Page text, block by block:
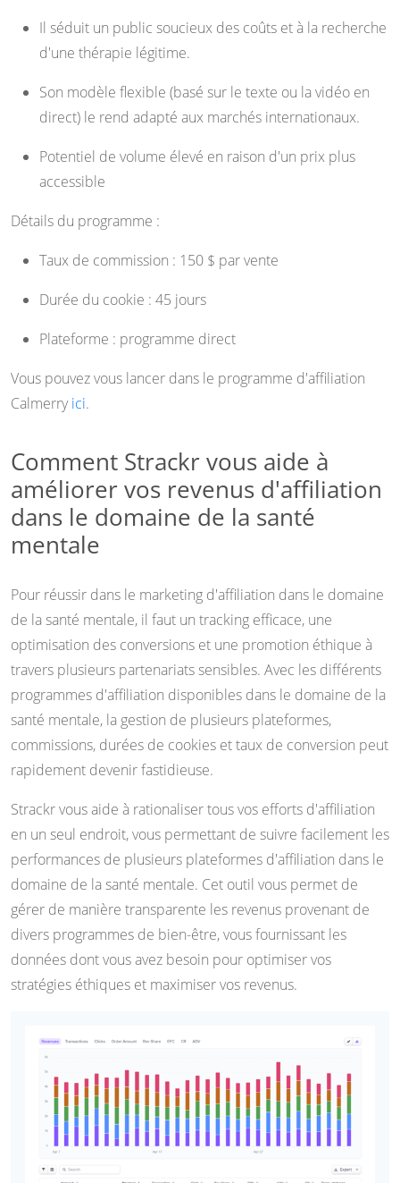
Il séduit un public soucieux des coûts et à la recherche
d'une thérapie légitime.
Son modèle flexible (basé sur le texte ou la vidéo en
direct) le rend adapté aux marchés internationaux.
Potentiel de volume élevé en raison d'un prix plus
accessible
Détails du programme :
Taux de commission : 150 $ par vente
Durée du cookie : 45 jours
Plateforme : programme direct
Vous pouvez vous lancer dans le programme d'affiliation
Calmerryici.
Comment Strackr vous aide à
améliorer vos revenus d'affiliation
dans le domaine de la santé
mentale
Pour réussir dans le marketing d'affiliation dans le domaine
de la santé mentale, il faut un tracking efficace, une
optimisation des conversions et une promotion éthique à
travers plusieurs partenariats sensibles. Avec les différents
programmes d'affiliation disponibles dans le domaine de la
santé mentale, la gestion de plusieurs plateformes,
commissions, durées de cookies et taux de conversion peut
rapidement devenir fastidieuse.
Strackr vous aide à rationaliser tous vos efforts d'affiliation
en un seul endroit, vous permettant de suivre facilement les
performances de plusieurs plateformes d'affiliation dans le
domaine de la santé mentale. Cet outil vous permet de
gérer de manière transparente les revenus provenant de
divers programmes de bien-être, vous fournissant les
données dont vous avez besoin pour optimiser vos
stratégies éthiques et maximiser vos revenus.